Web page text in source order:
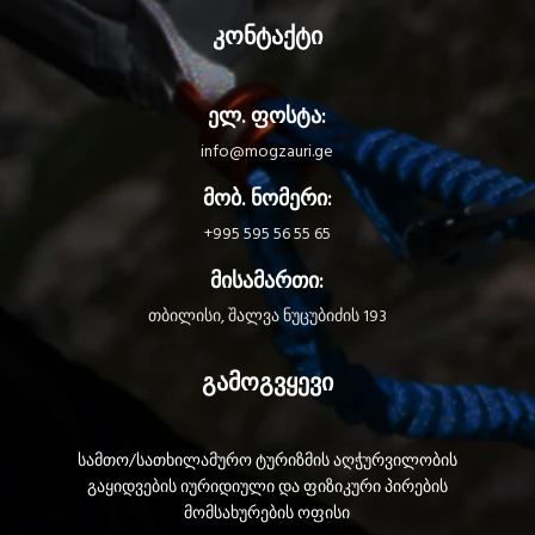
marking areas simplify equipment
inventory management.
კონტაქტი
ელ. ფოსტა:
info@mogzauri.ge
მობ. ნომერი:
+995 595 56 55 65
მისამართი:
თბილისი, შალვა ნუცუბიძის 193
გამოგვყევი
სამთო/სათხილამურო ტურიზმის აღჭურვილობის
გაყიდვების იურიდიული და ფიზიკური პირების
მომსახურების ოფისი